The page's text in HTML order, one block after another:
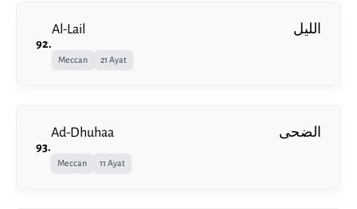
92.
Al-Lail الليل
Meccan 21 Ayat
93.
Ad-Dhuhaa الضحى
Meccan 11 Ayat